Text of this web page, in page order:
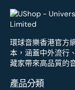
環球音樂香港官方
本，涵蓋中外流行
藏家帶來高品質的
產品分類